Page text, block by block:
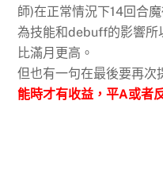
師)在正常情況下14回合
為技能和debuff的影響所
比滿月更高。
但也有一句在最後要再次
能時才有收益，平A或者